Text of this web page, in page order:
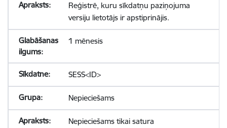
Reģistrē, kuru sīkdatņu paziņojuma
versiju lietotājs ir apstiprinājis.
1 mēnesis
SESS<ID>
Nepieciešams
Nepieciešams tikai satura